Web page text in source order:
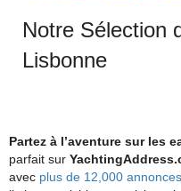
Notre Sélection
Lisbonne
Partez à l’aventure sur les
parfait sur
avec plus de 12,000